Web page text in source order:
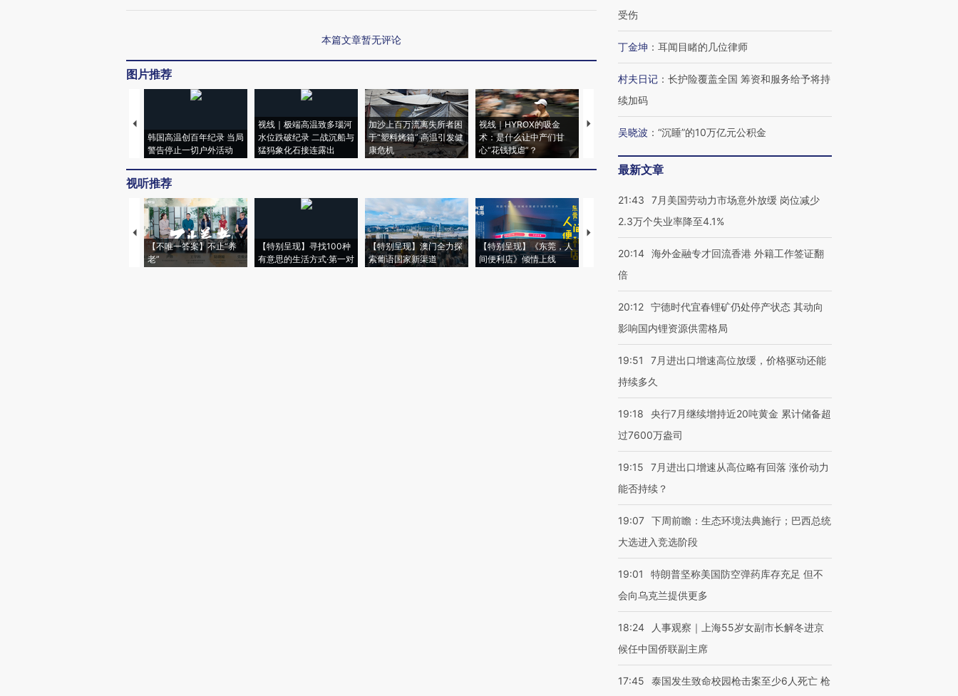
本篇文章暂无评论
图片推荐
韩国高温创百年纪录 当局
警告停止一切户外活动
视线｜极端高温致多瑙河
水位跌破纪录 二战沉船与
猛犸象化石接连露出
加沙上百万流离失所者困
于“塑料烤箱” 高温引发健
康危机
视线｜HYROX的吸金
术：是什么让中产们甘
心“花钱找虐”？
马航飞行员跨国走私7万
粒摇头丸 尿检体内含3种
度Z世代 用街头抗争将教
视听推荐
【不唯一答案】不止“养
老”
【特别呈现】寻找100种
有意思的生活方式·第一对
【特别呈现】澳门全力探
索葡语国家新渠道
【特别呈现】《东莞，人
间便利店》倾情上线
【推广】走进第四届链博
会，让数智科技“链”接产
【特别呈现】寻找100种
有意思的生活方式·第三对
CFO：不靠规模取胜，华
住三大增长引擎是什么？
受伤
丁金坤 ： 耳闻目睹的几位律师
村夫日记 ： 长护险覆盖全国 筹资和服务给予将持
续加码
吴晓波 ： “沉睡”的10万亿元公积金
最新文章
21:43
7月美国劳动力市场意外放缓 岗位减少
2.3万个失业率降至4.1%
20:14 海外金融专才回流香港 外籍工作签证翻
倍
20:12 宁德时代宜春锂矿仍处停产状态 其动向
影响国内锂资源供需格局
19:51
7月进出口增速高位放缓，价格驱动还能
持续多久
19:18
央行7月继续增持近20吨黄金 累计储备超
过7600万盎司
19:15
7月进出口增速从高位略有回落 涨价动力
能否持续？
19:07 下周前瞻：生态环境法典施行；巴西总统
大选进入竞选阶段
19:01
特朗普坚称美国防空弹药库存充足 但不
会向乌克兰提供更多
18:24
人事观察｜上海55岁女副市长解冬进京
候任中国侨联副主席
17:45 泰国发生致命校园枪击案至少6人死亡 枪